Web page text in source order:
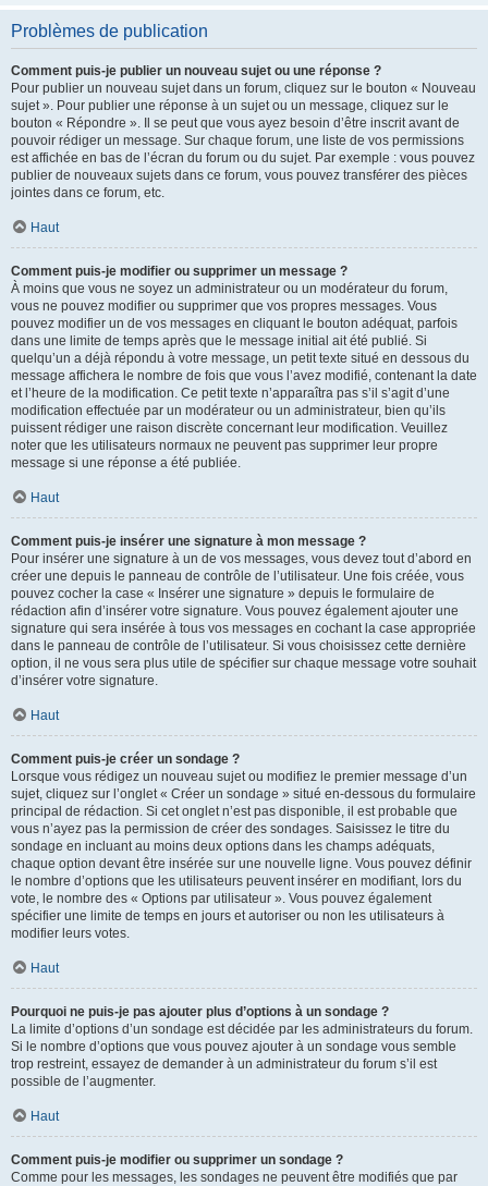
Problèmes de publication
Comment puis-je publier un nouveau sujet ou une réponse ?
Pour publier un nouveau sujet dans un forum, cliquez sur le bouton « Nouveau
sujet ». Pour publier une réponse à un sujet ou un message, cliquez sur le
bouton « Répondre ». Il se peut que vous ayez besoin d’être inscrit avant de
pouvoir rédiger un message. Sur chaque forum, une liste de vos permissions
est affichée en bas de l’écran du forum ou du sujet. Par exemple : vous pouvez
publier de nouveaux sujets dans ce forum, vous pouvez transférer des pièces
jointes dans ce forum, etc.
Haut
Comment puis-je modifier ou supprimer un message ?
À moins que vous ne soyez un administrateur ou un modérateur du forum,
vous ne pouvez modifier ou supprimer que vos propres messages. Vous
pouvez modifier un de vos messages en cliquant le bouton adéquat, parfois
dans une limite de temps après que le message initial ait été publié. Si
quelqu’un a déjà répondu à votre message, un petit texte situé en dessous du
message affichera le nombre de fois que vous l’avez modifié, contenant la date
et l’heure de la modification. Ce petit texte n’apparaîtra pas s’il s’agit d’une
modification effectuée par un modérateur ou un administrateur, bien qu’ils
puissent rédiger une raison discrète concernant leur modification. Veuillez
noter que les utilisateurs normaux ne peuvent pas supprimer leur propre
message si une réponse a été publiée.
Haut
Comment puis-je insérer une signature à mon message ?
Pour insérer une signature à un de vos messages, vous devez tout d’abord en
créer une depuis le panneau de contrôle de l’utilisateur. Une fois créée, vous
pouvez cocher la case « Insérer une signature » depuis le formulaire de
rédaction afin d’insérer votre signature. Vous pouvez également ajouter une
signature qui sera insérée à tous vos messages en cochant la case appropriée
dans le panneau de contrôle de l’utilisateur. Si vous choisissez cette dernière
option, il ne vous sera plus utile de spécifier sur chaque message votre souhait
d’insérer votre signature.
Haut
Comment puis-je créer un sondage ?
Lorsque vous rédigez un nouveau sujet ou modifiez le premier message d’un
sujet, cliquez sur l’onglet « Créer un sondage » situé en-dessous du formulaire
principal de rédaction. Si cet onglet n’est pas disponible, il est probable que
vous n’ayez pas la permission de créer des sondages. Saisissez le titre du
sondage en incluant au moins deux options dans les champs adéquats,
chaque option devant être insérée sur une nouvelle ligne. Vous pouvez définir
le nombre d’options que les utilisateurs peuvent insérer en modifiant, lors du
vote, le nombre des « Options par utilisateur ». Vous pouvez également
spécifier une limite de temps en jours et autoriser ou non les utilisateurs à
modifier leurs votes.
Haut
Pourquoi ne puis-je pas ajouter plus d’options à un sondage ?
La limite d’options d’un sondage est décidée par les administrateurs du forum.
Si le nombre d’options que vous pouvez ajouter à un sondage vous semble
trop restreint, essayez de demander à un administrateur du forum s’il est
possible de l’augmenter.
Haut
Comment puis-je modifier ou supprimer un sondage ?
Comme pour les messages, les sondages ne peuvent être modifiés que par